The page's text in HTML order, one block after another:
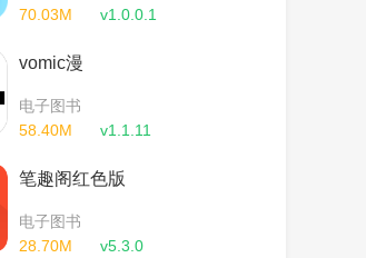
70.03M
v1.0.0.1
vomic漫
电子图书
58.40M
v1.1.11
笔趣阁红色版
电子图书
28.70M
v5.3.0